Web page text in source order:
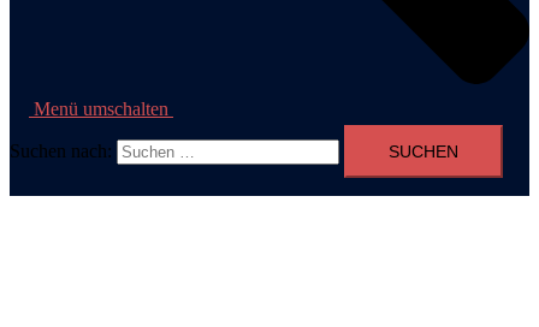
Menü umschalten
Suchen nach: